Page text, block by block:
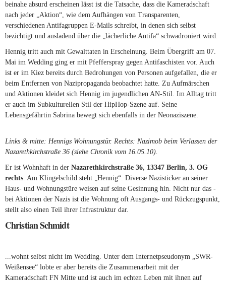
beinahe absurd erscheinen lässt ist die Tatsache, dass die Kameradschaft
nach jeder „Aktion“, wie dem Aufhängen von Transparenten,
verschiedenen Antifagruppen E-Mails schreibt, in denen sich selbst
bezichtigt und ausladend über die „lächerliche Antifa“ schwadroniert wird.
Hennig tritt auch mit Gewalttaten in Erscheinung. Beim Übergriff am 07.
Mai im Wedding ging er mit Pfefferspray gegen Antifaschisten vor. Auch
ist er im Kiez bereits durch Bedrohungen von Personen aufgefallen, die er
beim Entfernen von Nazipropaganda beobachtet hatte. Zu Aufmärschen
und Aktionen kleidet sich Hennig im jugendlichen AN-Stil. Im Alltag tritt
er auch im Subkulturellen Stil der HipHop-Szene auf. Seine
Lebensgefährtin Sabrina bewegt sich ebenfalls in der Neonaziszene.
Links & mitte: Hennigs Wohnungstür. Rechts: Nazimob beim Verlassen der
Nazarethkirchstraße 36 (siehe Chronik vom 16.05.10).
Er ist Wohnhaft in der Nazarethkirchstraße 36, 13347 Berlin, 3. OG
rechts. Am Klingelschild steht „Hennig“. Diverse Nazisticker an seiner
Haus- und Wohnungstüre weisen auf seine Gesinnung hin. Nicht nur das -
bei Aktionen der Nazis ist die Wohnung oft Ausgangs- und Rückzugspunkt,
stellt also einen Teil ihrer Infrastruktur dar.
Christian Schmidt
...wohnt selbst nicht im Wedding. Unter dem Internetpseudonym „SWR-
Weißensee“ lobte er aber bereits die Zusammenarbeit mit der
Kameradschaft FN Mitte und ist auch im echten Leben mit ihnen auf